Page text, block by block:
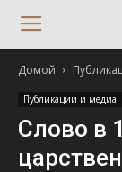
Домой
Публикации и медиа
Слово в